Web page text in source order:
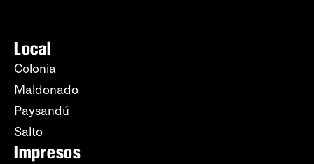
Local
Colonia
Maldonado
Paysandú
Salto
Impresos